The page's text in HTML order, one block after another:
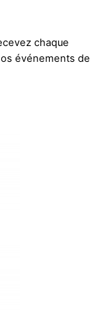
chaque
événements de